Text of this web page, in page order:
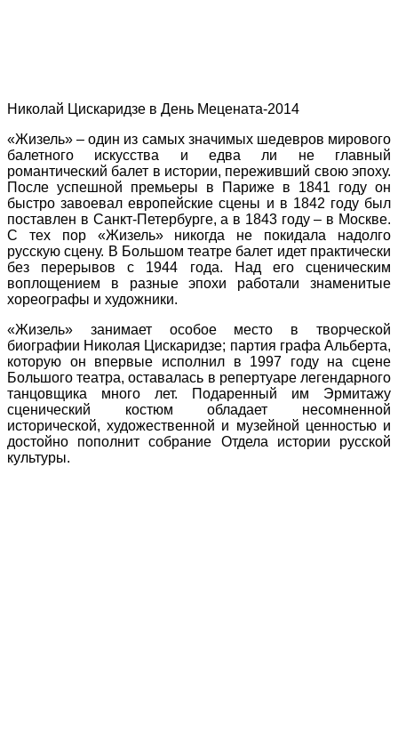
Николай Цискаридзе в День Мецената-2014
«Жизель» – один из самых значимых шедевров мирового
балетного искусства и едва ли не главный
романтический балет в истории, переживший свою эпоху.
После успешной премьеры в Париже в 1841 году он
быстро завоевал европейские сцены и в 1842 году был
поставлен в Санкт-Петербурге, а в 1843 году – в Москве.
С тех пор «Жизель» никогда не покидала надолго
русскую сцену. В Большом театре балет идет практически
без перерывов с 1944 года. Над его сценическим
воплощением в разные эпохи работали знаменитые
хореографы и художники.
«Жизель» занимает особое место в творческой
биографии Николая Цискаридзе; партия графа Альберта,
которую он впервые исполнил в 1997 году на сцене
Большого театра, оставалась в репертуаре легендарного
танцовщика много лет. Подаренный им Эрмитажу
сценический костюм обладает несомненной
исторической, художественной и музейной ценностью и
достойно пополнит собрание Отдела истории русской
культуры.